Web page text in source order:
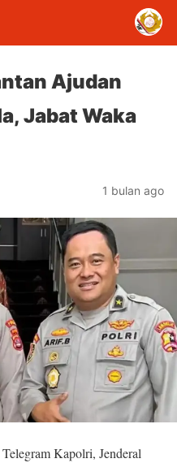
Ajudan
Jabat Waka
1 bulan ago
Kapolri, Jenderal